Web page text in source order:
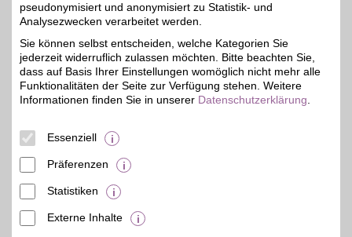
Kanalstr. 5
Eysserhauspassage
95444 Bayreuth
Filialen in der Nähe
pseudonymisiert und anonymisiert zu Statistik- und
Analysezwecken verarbeitet werden.
Sie können selbst entscheiden, welche Kategorien Sie
jederzeit widerruflich zulassen möchten. Bitte beachten Sie,
dass auf Basis Ihrer Einstellungen womöglich nicht mehr alle
Funktionalitäten der Seite zur Verfügung stehen. Weitere
Informationen finden Sie in unserer Datenschutzerklärung
Essenziell
Präferenzen
Statistiken
Externe Inhalte